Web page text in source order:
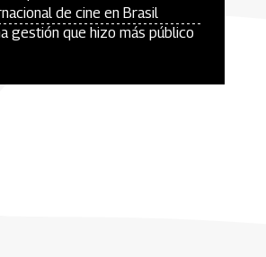
de cine en Brasil
gestión que hizo más público